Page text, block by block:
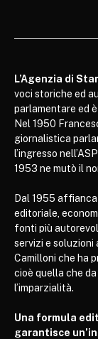
L’Agenzia di
voci storiche ed
parlamentare ed
Nel 1950
giornalistica
l’ingresso
1953 ne mutò il
Dal 1955 affianca
editoriale,
fonti più
servizi e soluzioni
Camilloni che ha
cioè quella che
l’imparzialità.
Una formula
garantisce